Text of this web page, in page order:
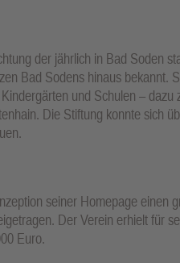
der jährlich in Bad Soden
Bad Sodens hinaus bekannt.
und Schulen – dazu
Die Stiftung konnte sich
seiner Homepage einen
Der Verein erhielt für
Euro.